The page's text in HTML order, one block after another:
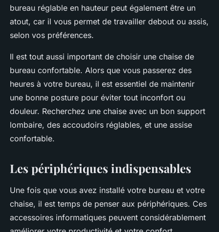
bureau réglable en hauteur peut également être un
atout, car il vous permet de travailler debout ou assis,
selon vos préférences.
Il est tout aussi important de choisir une chaise de
bureau confortable. Alors que vous passerez des
heures à votre bureau, il est essentiel de maintenir
une bonne posture pour éviter tout inconfort ou
douleur. Recherchez une chaise avec un bon support
lombaire, des accoudoirs réglables, et une assise
confortable.
Les périphériques indispensables
Une fois que vous avez installé votre bureau et votre
chaise, il est temps de penser aux périphériques. Ces
accessoires informatiques peuvent considérablement